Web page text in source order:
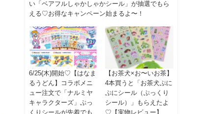
い「ベアフルしゃかしゃかシール」が抽選でもら
える♡お得なキャンペーン始まるよ〜！
6/25(木)開始♡【はなま
るうどん】コラボメニ
ュー注文で「ナルミヤ
キャラクターズ」ぷっ
くりシールが先着でも
【お茶犬×お〜いお茶】
4本買うと「お茶犬ぷに
ぷにシール（ぷっくり
シール）」もらえたよ
♡【実物レビュー】